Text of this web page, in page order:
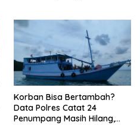
‎Korban Bisa Bertambah?
Data Polres Catat 24
Penumpang Masih Hilang,